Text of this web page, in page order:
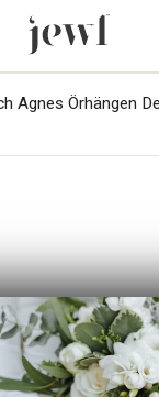
Agnes Örhängen